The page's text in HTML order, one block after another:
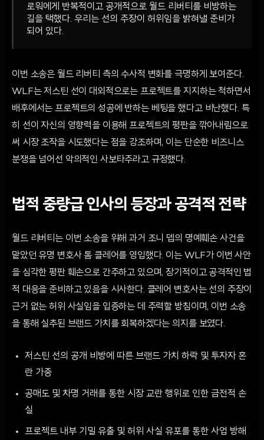
로워에게 반복적이고 공개적으로 월드 리버티를 비방하는
길을 택했다. 우리는 선의 주장이 허위임을 밝혀낼 준비가
되어 있다.
이번 소송은 월드 리버티 측의 수사적 변화를 극명하게 보여준다.
WLF는 저스틴 선이 대외적으로는 프로젝트를 지지하는 척하면서
배후에서는 프로젝트의 성공에 반하는 베팅을 했다고 비난했다. 특
히 선이 자신의 영향력을 이용해 프로젝트의 평판을 깎아내림으로
써 시장 조작을 시도했다는 점을 강조하며, 이는 단순한 비즈니스
분쟁을 넘어선 악의적인 사보타주라고 규정했다.
법적 중량급 인사의 등장과 공격적 전략
월드 리버티는 이번 소송을 위해 과거 조니 뎁의 명예훼손 사건을
맡았던 유명 변호사 톰 클레어를 영입했다. 이는 WLF가 이번 사안
을 심각한 평판 훼손으로 간주하고 있으며, 장기적이고 공격적인 법
적 대응을 준비하고 있음을 시사한다. 클레어 변호사는 선의 주장이
근거 없는 허위 사실임을 입증하는 데 주력할 방침이며, 이번 소송
을 통해 실추된 브랜드 가치를 회복하겠다는 의지를 보였다.
저스틴 선의 공개 비방에 따른 브랜드 가치 하락 및 투자자 혼
란 가중
공매도 및 차명 거래를 통한 시장 교란 행위로 인한 금전적 손
실
프로젝트 내부 기밀 유출 및 허위 사실 유포를 통한 사업 방해